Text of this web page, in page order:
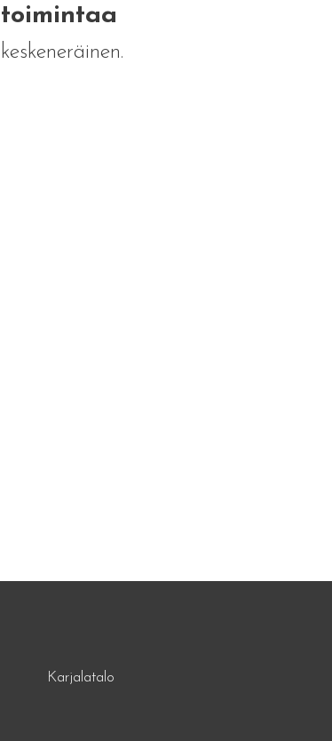
Karjalatalo